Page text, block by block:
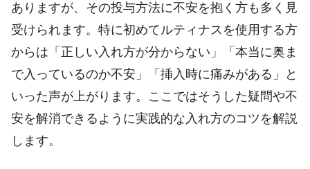
ありますが、その投与方法に不安を抱く方も多く見
受けられます。特に初めてルティナスを使用する方
からは「正しい入れ方が分からない」「本当に奥ま
で入っているのか不安」「挿入時に痛みがある」と
いった声が上がります。ここではそうした疑問や不
安を解消できるように実践的な入れ方のコツを解説
します。